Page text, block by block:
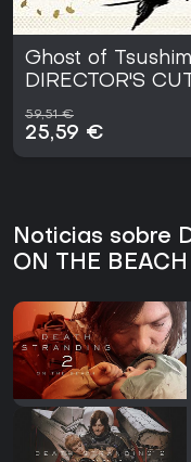
Ghost of
DIRECTOR'S CUT
59,51 €
25,59 €
Noticias sobre
ON THE BEACH